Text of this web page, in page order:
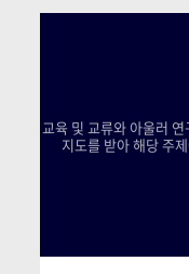
교육 및 교류와 아울러
지도를 받아 해당 주